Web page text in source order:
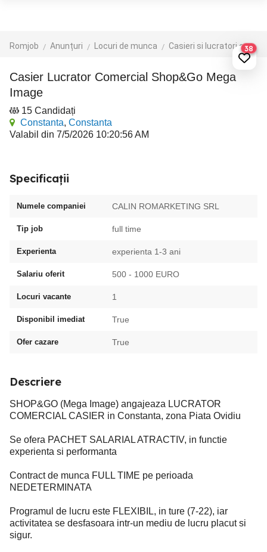
Romjob Anunțuri Locuri de munca Casieri si lucratori comerciali38
Casier Lucrator Comercial Shop&Go Mega
Image
15 Candidați
Constanta, Constanta
Valabil din 7/5/2026 10:20:56 AM
Specificații
Numele companiei CALIN ROMARKETING SRL
Tip job full time
Experienta experienta 1-3 ani
Salariu oferit 500 - 1000 EURO
Locuri vacante 1
Disponibil imediat True
Ofer cazare True
Descriere
SHOP&GO (Mega Image) angajeaza LUCRATOR
COMERCIAL CASIER in Constanta, zona Piata Ovidiu
Se ofera PACHET SALARIAL ATRACTIV, in functie
experienta si performanta
Contract de munca FULL TIME pe perioada
NEDETERMINATA
Programul de lucru este FLEXIBIL, in ture (7-22), iar
activitatea se desfasoara intr-un mediu de lucru placut si
sigur.